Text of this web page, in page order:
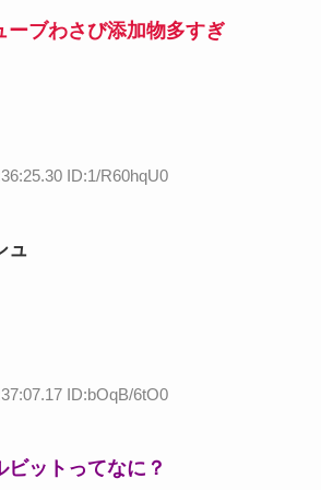
ーブわさび添加物多すぎ
ID:1/R60hqU0
ュ
ID:bOqB/6tO0
ットってなに？